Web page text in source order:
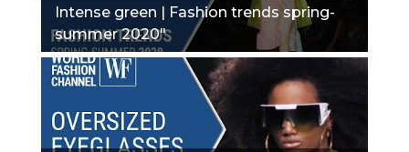
Intense green | Fashion trends spring-
summer 2020"